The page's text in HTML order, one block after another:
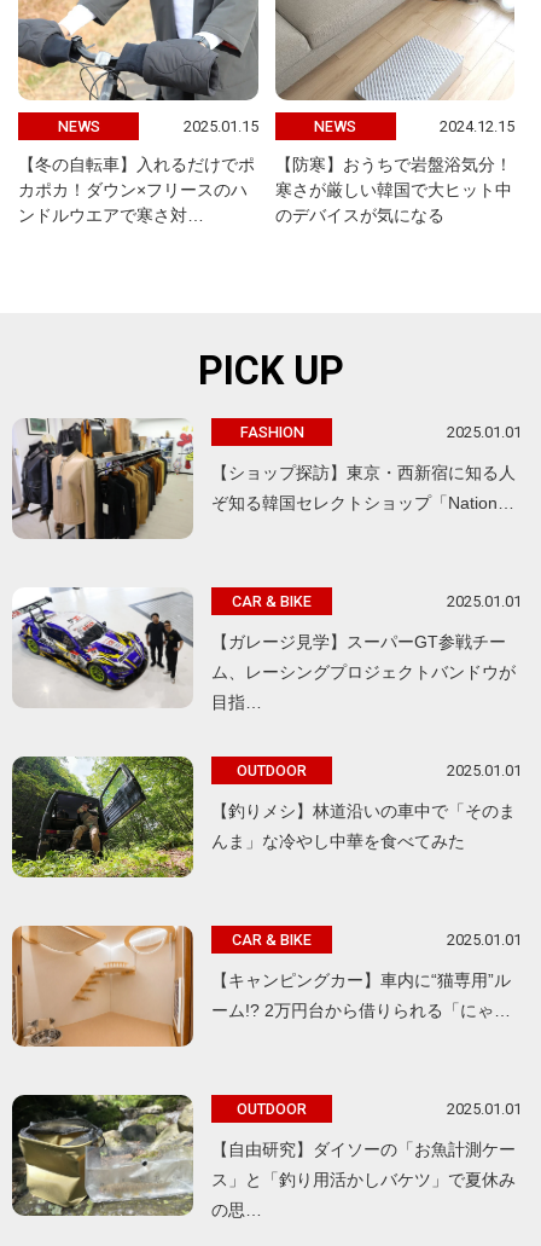
NEWS 2025.01.15
【冬の自転車】入れるだけでポ
カポカ！ダウン×フリースのハ
ンドルウエアで寒さ対…
NEWS 2024.12.15
【防寒】おうちで岩盤浴気分！
寒さが厳しい韓国で大ヒット中
のデバイスが気になる
PICK UP
FASHION 2025.01.01
【ショップ探訪】東京・西新宿に知る人
ぞ知る韓国セレクトショップ「Nation…
CAR & BIKE 2025.01.01
【ガレージ見学】スーパーGT参戦チー
ム、レーシングプロジェクトバンドウが
目指…
OUTDOOR 2025.01.01
【釣りメシ】林道沿いの車中で「そのま
んま」な冷やし中華を食べてみた
CAR & BIKE 2025.01.01
【キャンピングカー】車内に“猫専用”ル
ーム!? 2万円台から借りられる「にゃ…
OUTDOOR 2025.01.01
【自由研究】ダイソーの「お魚計測ケー
ス」と「釣り用活かしバケツ」で夏休み
の思…